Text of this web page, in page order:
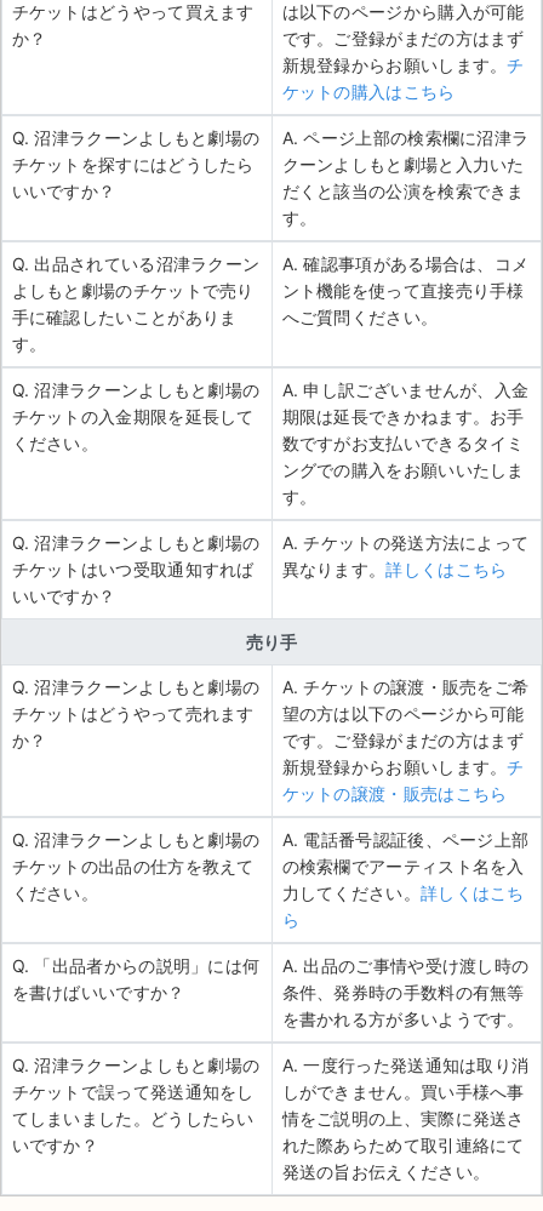
チケットはどうやって買えます
か？
は以下のページから購入が可能
です。ご登録がまだの方はまず
新規登録からお願いします。チ
ケットの購入はこちら
Q. 沼津ラクーンよしもと劇場の
チケットを探すにはどうしたら
いいですか？
A. ページ上部の検索欄に沼津ラ
クーンよしもと劇場と入力いた
だくと該当の公演を検索できま
す。
Q. 出品されている沼津ラクーン
よしもと劇場のチケットで売り
手に確認したいことがありま
す。
A. 確認事項がある場合は、コメ
ント機能を使って直接売り手様
へご質問ください。
Q. 沼津ラクーンよしもと劇場の
チケットの入金期限を延長して
ください。
A. 申し訳ございませんが、入金
期限は延長できかねます。お手
数ですがお支払いできるタイミ
ングでの購入をお願いいたしま
す。
Q. 沼津ラクーンよしもと劇場の
チケットはいつ受取通知すれば
いいですか？
A. チケットの発送方法によって
異なります。詳しくはこちら
売り手
Q. 沼津ラクーンよしもと劇場の
チケットはどうやって売れます
か？
A. チケットの譲渡・販売をご希
望の方は以下のページから可能
です。ご登録がまだの方はまず
新規登録からお願いします。チ
ケットの譲渡・販売はこちら
Q. 沼津ラクーンよしもと劇場の
チケットの出品の仕方を教えて
ください。
A. 電話番号認証後、ページ上部
の検索欄でアーティスト名を入
力してください。 詳しくはこち
ら
Q. 「出品者からの説明」には何
を書けばいいですか？
A. 出品のご事情や受け渡し時の
条件、発券時の手数料の有無等
を書かれる方が多いようです。
Q. 沼津ラクーンよしもと劇場の
チケットで誤って発送通知をし
てしまいました。どうしたらい
いですか？
A. 一度行った発送通知は取り消
しができません。買い手様へ事
情をご説明の上、実際に発送さ
れた際あらためて取引連絡にて
発送の旨お伝えください。